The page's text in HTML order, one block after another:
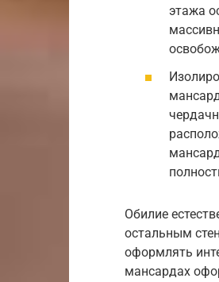
этажа
Обилие
остальным
оформлять
мансардах